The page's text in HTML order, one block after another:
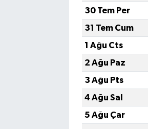
30 Tem Per
31 Tem Cum
1 Ağu Cts
2 Ağu Paz
3 Ağu Pts
4 Ağu Sal
5 Ağu Çar